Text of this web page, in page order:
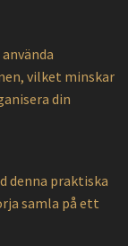
vilket minskar
din
denna praktiska
samla på ett